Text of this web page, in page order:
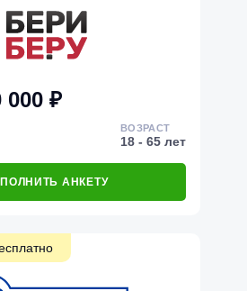
000 ₽
ВОЗРАСТ
18 - 65 лет
АНКЕТУ